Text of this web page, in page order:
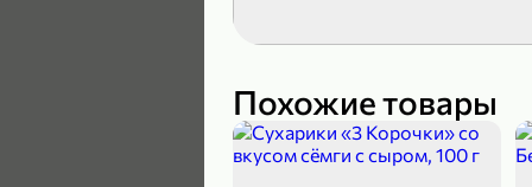
Похожие товары
189,99 ₽
В корзину